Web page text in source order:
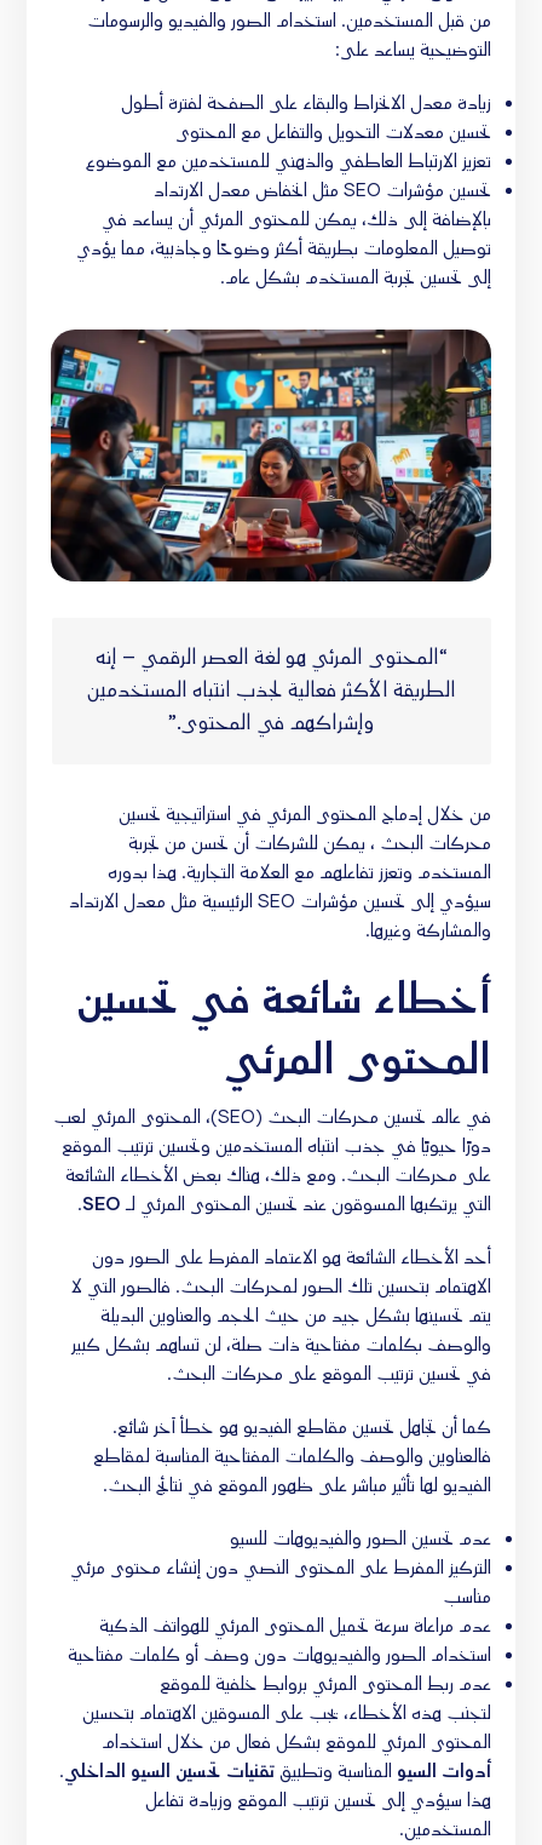
من قبل المستخدمين. استخدام الصور والفيديو والرسومات
التوضيحية يساعد على:
زيادة معدل الانخراط والبقاء على الصفحة لفترة أطول
تحسين معدلات التحويل والتفاعل مع المحتوى
تعزيز الارتباط العاطفي والذهني للمستخدمين مع الموضوع
تحسين مؤشرات SEO مثل انخفاض معدل الارتداد
بالإضافة إلى ذلك، يمكن للمحتوى المرئي أن يساعد في
توصيل المعلومات بطريقة أكثر وضوحًا وجاذبية، مما يؤدي
إلى تحسين تجربة المستخدم بشكل عام.
“المحتوى المرئي هو لغة العصر الرقمي – إنه
الطريقة الأكثر فعالية لجذب انتباه المستخدمين
وإشراكهم في المحتوى.”
من خلال إدماج المحتوى المرئي في استراتيجية تحسين
محركات البحث ، يمكن للشركات أن تحسن من تجربة
المستخدم وتعزز تفاعلهم مع العلامة التجارية. هذا بدوره
سيؤدي إلى تحسين مؤشرات SEO الرئيسية مثل معدل الارتداد
والمشاركة وغيرها.
أخطاء شائعة في تحسين
المحتوى المرئي
في عالم تحسين محركات البحث (SEO)، المحتوى المرئي لعب
دورًا حيويًا في جذب انتباه المستخدمين وتحسين ترتيب الموقع
على محركات البحث. ومع ذلك، هناك بعض الأخطاء الشائعة
التي يرتكبها المسوقون عند تحسين المحتوى المرئي لـSEO
.
أحد الأخطاء الشائعة هو الاعتماد المفرط على الصور دون
الاهتمام بتحسين تلك الصور لمحركات البحث. فالصور التي لا
يتم تحسينها بشكل جيد من حيث الحجم والعناوين البديلة
والوصف بكلمات مفتاحية ذات صلة، لن تساهم بشكل كبير
في تحسين ترتيب الموقع على محركات البحث.
كما أن تجاهل تحسين مقاطع الفيديو هو خطأ آخر شائع.
فالعناوين والوصف والكلمات المفتاحية المناسبة لمقاطع
الفيديو لها تأثير مباشر على ظهور الموقع في نتائج البحث.
عدم تحسين الصور والفيديوهات للسيو
التركيز المفرط على المحتوى النصي دون إنشاء محتوى مرئي
مناسب
عدم مراعاة سرعة تحميل المحتوى المرئي للهواتف الذكية
استخدام الصور والفيديوهات دون وصف أو كلمات مفتاحية
عدم ربط المحتوى المرئي بروابط خلفية للموقع
لتجنب هذه الأخطاء، يجب على المسوقين الاهتمام بتحسين
المحتوى المرئي للموقع بشكل فعال من خلال استخدام
أدوات السيو المناسبة وتطبيقتقنيات تحسين السيو الداخلي.
هذا سيؤدي إلى تحسين ترتيب الموقع وزيادة تفاعل
المستخدمين.